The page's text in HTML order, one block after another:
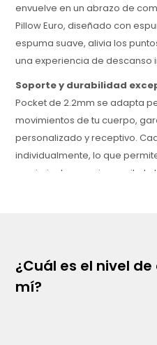
envuelve en un abrazo de
Pillow Euro, diseñado con
espuma suave, alivia los
una experiencia de descanso
Soporte y durabilidad
Pocket de 2.2mm se adapta
movimientos de tu cuerpo,
personalizado y receptivo.
individualmente, lo que
movimiento superior y evita
alineación saludable de la
al dormir.
¿Cuál es el nivel
mí?